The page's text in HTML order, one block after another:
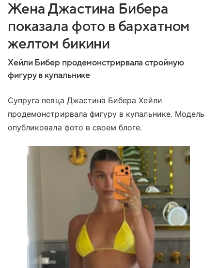
Жена Джастина Бибера
показала фото в бархатном
желтом бикини
Хейли Бибер продемонстрирвала стройную
фигуру в купальнике
Супруга певца Джастина Бибера Хейли
продемонстрирвала фигуру в купальнике. Модель
опубликовала фото в своем блоге.